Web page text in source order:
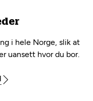
i hele Norge, slik at
uansett hvor du bor.